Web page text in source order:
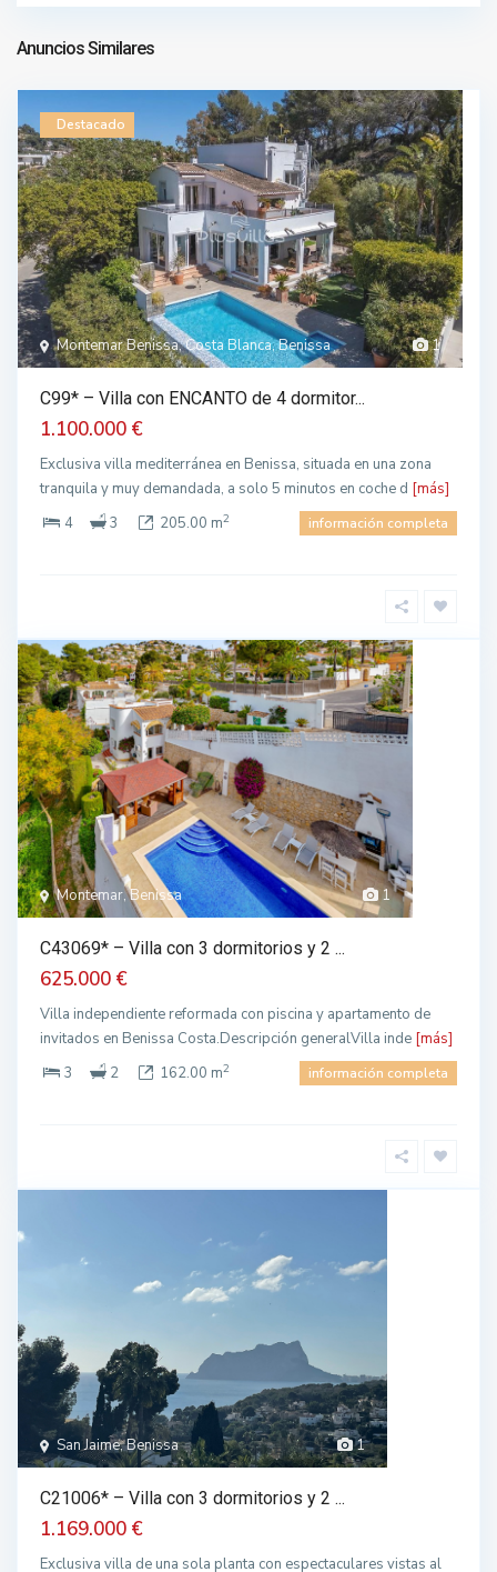
3.900.000 €
Anuncios Similares
1
Montemar Benissa, Costa Blanca, Benissa
Destacado
C99* – Villa con ENCANTO de 4 dormitor...
1.100.000 €
Exclusiva villa mediterránea en Benissa, situada en una zona
tranquila y muy demandada, a solo 5 minutos en coche d [más]
4
3 205.00 m2 información completa
1
Montemar, Benissa
C43069* – Villa con 3 dormitorios y 2 ...
625.000 €
Villa independiente reformada con piscina y apartamento de
invitados en Benissa Costa.Descripción generalVilla inde [más]
3
2 162.00 m2 información completa
1
San Jaime, Benissa
C21006* – Villa con 3 dormitorios y 2 ...
1.169.000 €
Exclusiva villa de una sola planta con espectaculares vistas al